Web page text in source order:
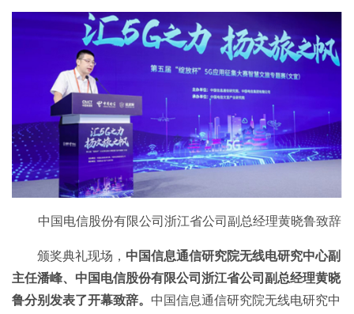
中国电信股份有限公司浙江省公司副总经理黄晓鲁致辞
颁奖典礼现场， 中国信息通信研究院无线电研究中心副
主任潘峰、中国电信股份有限公司浙江省公司副总经理黄晓
鲁分别发表了开幕致辞。 中国信息通信研究院无线电研究中